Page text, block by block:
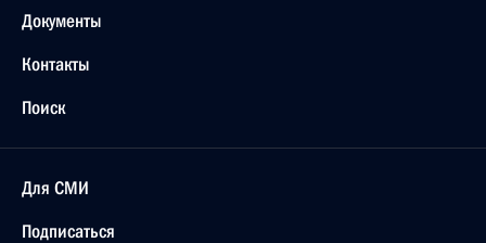
Документы
Контакты
Поиск
Для СМИ
Подписаться